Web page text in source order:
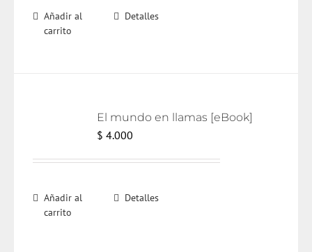
Añadir al
carrito
Detalles
El mundo en llamas [eBook]
$ 4.000
Añadir al
carrito
Detalles